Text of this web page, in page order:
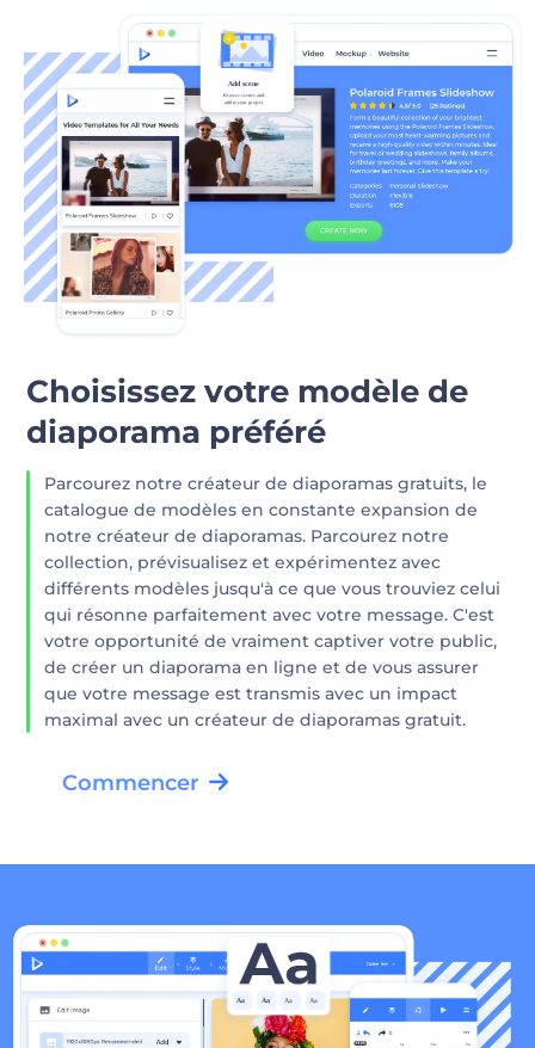
Choisissez votre modèle de
diaporama préféré
Parcourez notre créateur de diaporamas gratuits, le
catalogue de modèles en constante expansion de
notre créateur de diaporamas. Parcourez notre
collection, prévisualisez et expérimentez avec
différents modèles jusqu'à ce que vous trouviez celui
qui résonne parfaitement avec votre message. C'est
votre opportunité de vraiment captiver votre public,
de créer un diaporama en ligne et de vous assurer
que votre message est transmis avec un impact
maximal avec un créateur de diaporamas gratuit.
Commencer